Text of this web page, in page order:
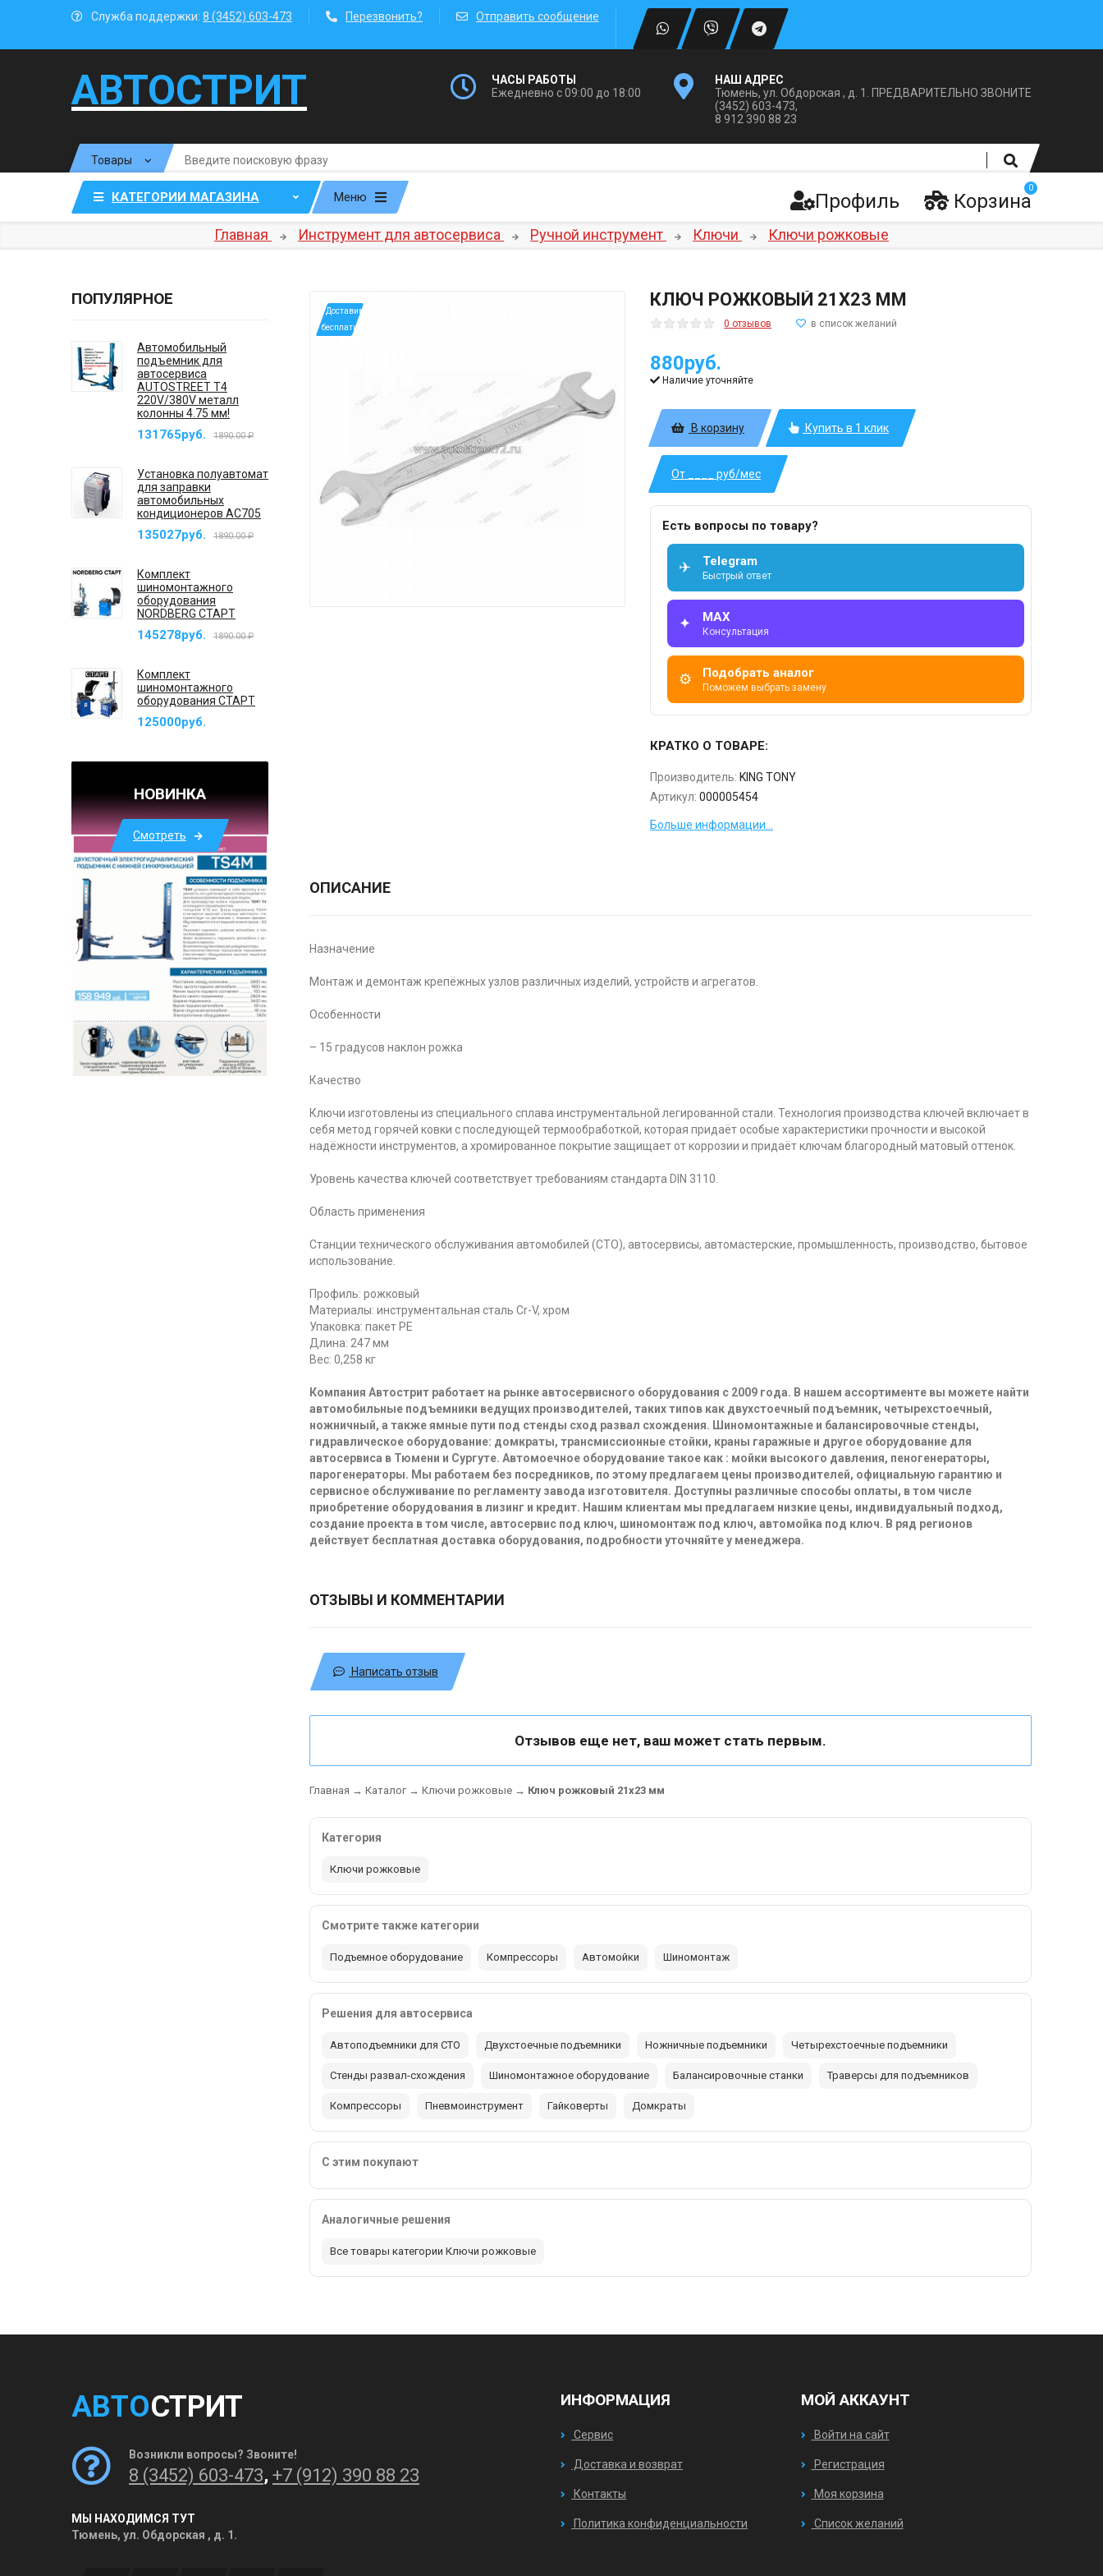
Служба поддержки: 8 (3452) 603-473 Перезвонить? Отправить сообщение
АВТОСТРИТ
ЧАСЫ РАБОТЫ
Ежедневно с 09:00 до 18:00
НАШ АДРЕС
Тюмень, ул. Обдорская , д. 1. ПРЕДВАРИТЕЛЬНО ЗВОНИТЕ
(3452) 603-473,
8 912 390 88 23
КАТЕГОРИИ МАГАЗИНА Меню Корзина
0
Профиль
Главная Инструмент для автосервиса Ручной инструмент Ключи Ключи рожковые
*Доставим
бесплатно
КЛЮЧ РОЖКОВЫЙ 21X23 ММ
0 отзывов
880руб.
Наличие уточняйте
В корзину Купить в 1 клик
От ____ руб/мес
Есть вопросы по товару?
✈ Telegram
Быстрый ответ
✦ MAX
Консультация
⚙ Подобрать аналог
Поможем выбрать замену
КРАТКО О ТОВАРЕ:
Производитель: KING TONY
Артикул: 000005454
Больше информации...
ОПИСАНИЕ
Назначение
Монтаж и демонтаж крепёжных узлов различных изделий, устройств и агрегатов.
Особенности
– 15 градусов наклон рожка
Качество
Ключи изготовлены из специального сплава инструментальной легированной стали. Технология производства ключей включает в
себя метод горячей ковки с последующей термообработкой, которая придаёт особые характеристики прочности и высокой
надёжности инструментов, а хромированное покрытие защищает от коррозии и придаёт ключам благородный матовый оттенок.
Уровень качества ключей соответствует требованиям стандарта DIN 3110.
Область применения
Станции технического обслуживания автомобилей (СТО), автосервисы, автомастерские, промышленность, производство, бытовое
использование.
Профиль: рожковый
Материалы: инструментальная сталь Cr-V, хром
Упаковка: пакет PE
Длина: 247 мм
Вес: 0,258 кг
Компания Автострит работает на рынке автосервисного оборудования с 2009 года. В нашем ассортименте вы можете найти
автомобильные подъемники ведущих производителей, таких типов как двухстоечный подъемник, четырехстоечный,
ножничный, а также ямные пути под стенды сход развал схождения. Шиномонтажные и балансировочные стенды,
гидравлическое оборудование: домкраты, трансмиссионные стойки, краны гаражные и другое оборудование для
автосервиса в Тюмени и Сургуте. Автомоечное оборудование такое как : мойки высокого давления, пеногенераторы,
парогенераторы. Мы работаем без посредников, по этому предлагаем цены производителей, официальную гарантию и
сервисное обслуживание по регламенту завода изготовителя. Доступны различные способы оплаты, в том числе
приобретение оборудования в лизинг и кредит. Нашим клиентам мы предлагаем низкие цены, индивидуальный подход,
создание проекта в том числе, автосервис под ключ, шиномонтаж под ключ, автомойка под ключ. В ряд регионов
действует бесплатная доставка оборудования, подробности уточняйте у менеджера.
ОТЗЫВЫ И КОММЕНТАРИИ
Написать отзыв
Отзывов еще нет, ваш может стать первым.
Главная → Каталог→ Ключи рожковые → Ключ рожковый 21x23 мм
Категория
Ключи рожковые
Смотрите также категории
Подъемное оборудование Компрессоры Автомойки Шиномонтаж
Решения для автосервиса
Автоподъемники для СТО Двухстоечные подъемники Ножничные подъемники Четырехстоечные подъемники
Стенды развал-схождения Шиномонтажное оборудование Балансировочные станки Траверсы для подъемников
Компрессоры Пневмоинструмент Гайковерты Домкраты
С этим покупают
Аналогичные решения
Все товары категории Ключи рожковые
ПОПУЛЯРНОЕ
Автомобильный
подъемник для
автосервиса
AUTOSTREET T4
220V/380V металл
колонны 4.75 мм!
131765руб. 1890.00 ₽
Установка полуавтомат
для заправки
автомобильных
кондиционеров AC705
135027руб. 1890.00 ₽
Комплект
шиномонтажного
оборудования
NORDBERG СТАРТ
145278руб. 1890.00 ₽
Комплект
шиномонтажного
оборудования СТАРТ
125000руб.
НОВИНКА
Смотреть
АВТОСТРИТ
Возникли вопросы? Звоните!
8 (3452) 603-473, +7 (912) 390 88 23
МЫ НАХОДИМСЯ ТУТ
Тюмень, ул. Обдорская , д. 1.
ИНФОРМАЦИЯ
Сервис
Доставка и возврат
Контакты
Политика конфиденциальности
МОЙ АККАУНТ
Войти на сайт
Регистрация
Моя корзина
Список желаний